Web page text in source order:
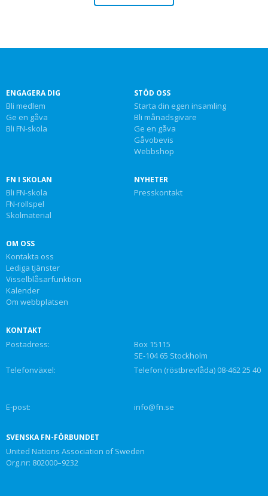
ENGAGERA DIG
Bli medlem
Ge en gåva
Bli FN-skola
STÖD OSS
Starta din egen insamling
Bli månadsgivare
Ge en gåva
Gåvobevis
Webbshop
FN I SKOLAN
Bli FN-skola
FN-rollspel
Skolmaterial
NYHETER
Presskontakt
OM OSS
Kontakta oss
Lediga tjänster
Visselblåsarfunktion
Kalender
Om webbplatsen
KONTAKT
Postadress:
Box 15115
SE-104 65 Stockholm
Telefonväxel:
Telefon (röstbrevlåda) 08-462 25 40
E-post: info@fn.se
SVENSKA FN-FÖRBUNDET
United Nations Association of Sweden
Org.nr: 802000–9232